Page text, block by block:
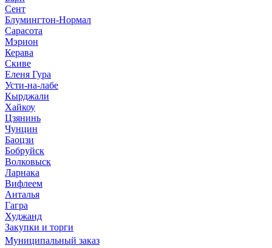
Сент
Блумингтон-Нормал
Сарасота
Мэрион
Керава
Скиве
Еленя Гура
Усти-на-лабе
Кырджали
Хайкоу
Цзянинь
Чунцин
Баоцзи
Бобруйск
Волковыск
Ларнака
Вифлеем
Анталья
Гагра
Худжанд
Закупки и торги
Муниципальный заказ